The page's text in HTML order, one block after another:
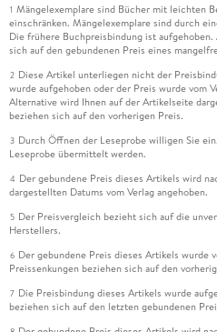
1 Mängelexemplare sind Bücher mit leichten
einschränken. Mängelexemplare sind durch
Die frühere Buchpreisbindung ist aufgehoben.
sich auf den gebundenen Preis eines
2 Diese Artikel unterliegen nicht der
wurde aufgehoben oder der Preis wurde vom
Alternative wird Ihnen auf der Artikelseite
beziehen sich auf den vorherigen Preis.
3 Durch Öffnen der Leseprobe willigen Sie
Leseprobe übermittelt werden.
4 Der gebundene Preis dieses Artikels wird
dargestellten Datums vom Verlag angehoben.
5 Der Preisvergleich bezieht sich auf die
Herstellers.
6 Der gebundene Preis dieses Artikels wurde
Preissenkungen beziehen sich auf den
7 Die Preisbindung dieses Artikels wurde
beziehen sich auf den letzten gebundenen